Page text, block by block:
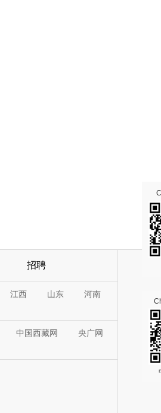
招聘
江西 山东
河南
中国西藏网
央广网